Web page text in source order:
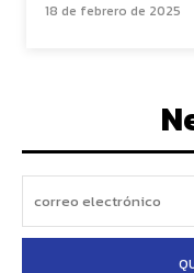
18 de febrero de 2025